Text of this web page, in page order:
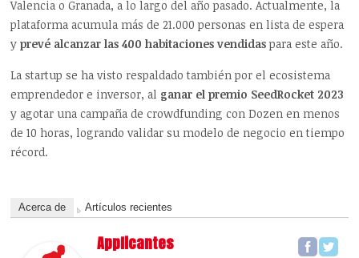
Valencia o Granada, a lo largo del año pasado. Actualmente, la
plataforma acumula más de 21.000 personas en lista de espera
yprevé alcanzar las 400 habitaciones vendidaspara este año.
La startup se ha visto respaldado también por el ecosistema
emprendedor e inversor, al ganar el premio SeedRocket 2023
y agotar una campaña de crowdfunding con Dozen en menos
de 10 horas, logrando validar su modelo de negocio en tiempo
récord.
Acerca de Artículos recientes
Applicantes